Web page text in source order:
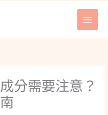
分需要注意？